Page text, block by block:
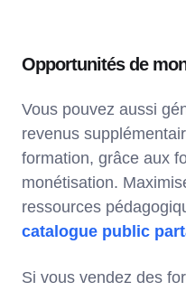
Opportunités de
Vous pouvez aussi
revenus
formation, grâce aux
monétisation.
ressources
catalogue public
Si vous vendez des